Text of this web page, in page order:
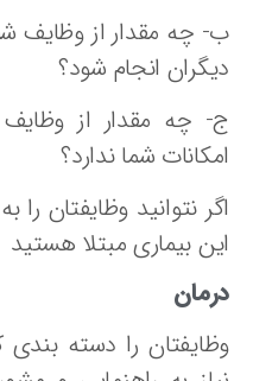
چه مقدار از وظایف شما
انجام شود؟
چه مقدار از وظایف
شما ندارد؟
نتوانید وظایفتان را
بیماری مبتلا هستید
را دسته بندی